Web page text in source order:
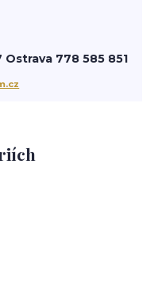
Ostrava 778 585 851